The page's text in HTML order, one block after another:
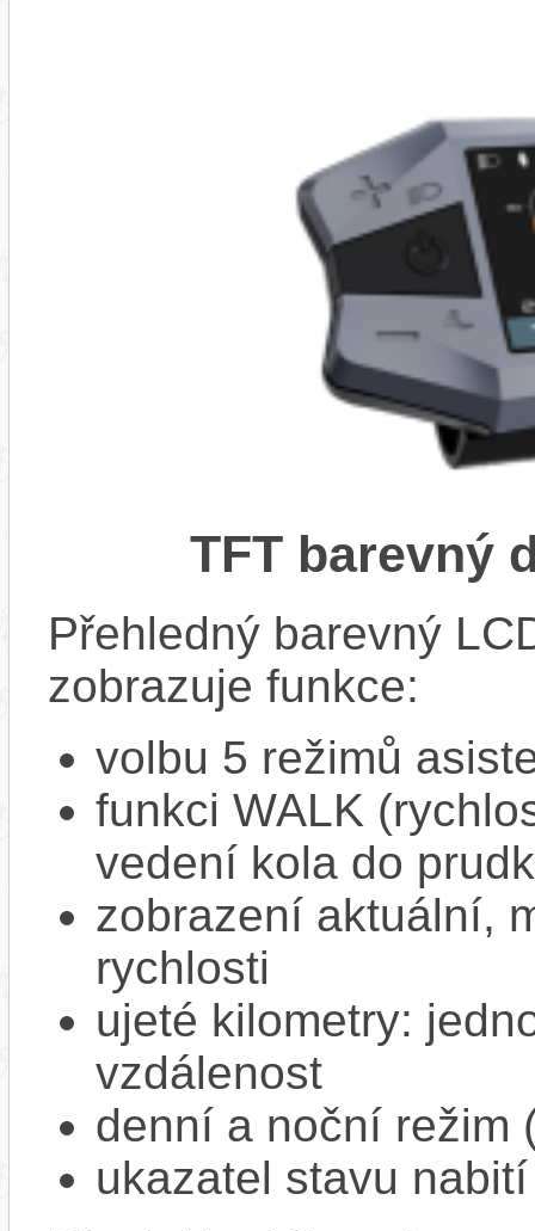
TFT barevný
Přehledný barevný
zobrazuje funkce:
volbu 5 režimů
funkci WALK
vedení kola do
zobrazení aktuální,
rychlosti
ujeté kilometry:
vzdálenost
denní a noční režim
ukazatel stavu